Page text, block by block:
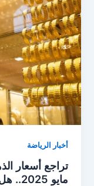
مايو..
هل
حان
وقت
الشراء؟
أخبار الرياضة
مايو 2025.. هل هو وقت الشراء؟